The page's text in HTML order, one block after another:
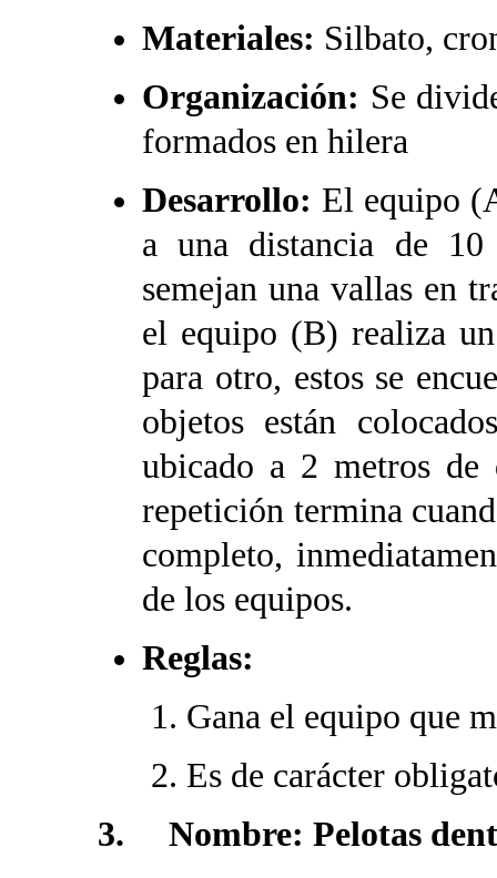
Materiales: Silbato,
Organización: Se
formados en hilera
Desarrollo: El equipo
a una distancia de 10
semejan una vallas en
el equipo (B) realiza
para otro, estos se
objetos están
ubicado a 2 metros
repetición termina
completo,
de los equipos.
Reglas:
Gana el equipo que
Es de carácter
3. Nombre: Pelotas